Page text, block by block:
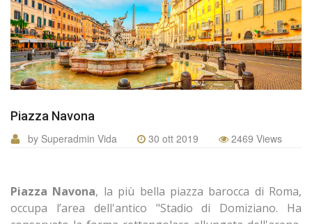
Piazza Navona
by Superadmin Vida 30 ott 2019 2469 Views
Piazza Navona, la più bella piazza barocca di Roma,
occupa l’area dell'antico "Stadio di Domiziano. Ha